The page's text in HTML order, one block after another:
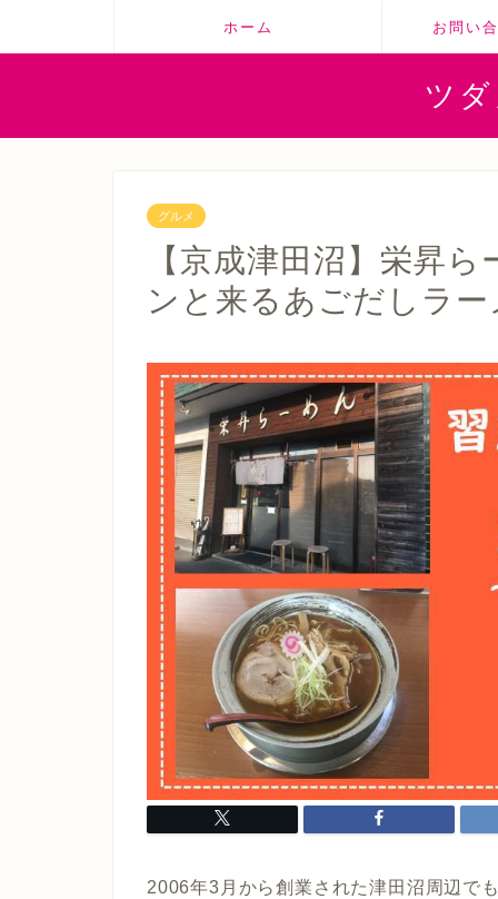
ホーム お問い
ツ
グルメ
【京成津田沼】栄昇
ンと来るあごだしラ
2006年3月から創業された津田沼周辺で